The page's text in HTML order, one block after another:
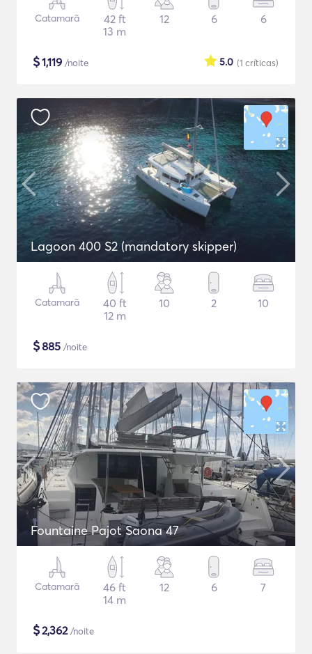
Catamarã
42 ft
13 m
12 6 6
$1,119 /noite (1 críticas)
5.0
Lagoon 400 S2 (mandatory skipper)
Catamarã
40 ft
12 m
10 2 10
$885 /noite
Fountaine Pajot Saona 47
Catamarã
46 ft
14 m
12 6 7
$2,362/noite